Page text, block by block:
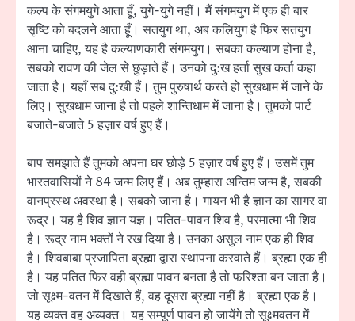
कल्प के संगमयुगे आता हूँ, युगे-युगे नहीं। मैं संगमयुग में एक ही बार
सृष्टि को बदलने आता हूँ। सतयुग था, अब कलियुग है फिर सतयुग
आना चाहिए, यह है कल्याणकारी संगमयुग। सबका कल्याण होना है,
सबको रावण की जेल से छुड़ाते हैं। उनको दु:ख हर्ता सुख कर्ता कहा
जाता है। यहाँ सब दु:खी हैं। तुम पुरुषार्थ करते हो सुखधाम में जाने के
लिए। सुखधाम जाना है तो पहले शान्तिधाम में जाना है। तुमको पार्ट
बजाते-बजाते 5 हज़ार वर्ष हुए हैं।
बाप समझाते हैं तुमको अपना घर छोड़े 5 हज़ार वर्ष हुए हैं। उसमें तुम
भारतवासियों ने 84 जन्म लिए हैं। अब तुम्हारा अन्तिम जन्म है, सबकी
वानप्रस्थ अवस्था है। सबको जाना है। गायन भी है ज्ञान का सागर वा
रूद्र। यह है शिव ज्ञान यज्ञ। पतित-पावन शिव है, परमात्मा भी शिव
है। रूद्र नाम भक्तों ने रख दिया है। उनका असुल नाम एक ही शिव
है। शिवबाबा प्रजापिता ब्रह्मा द्वारा स्थापना करवाते हैं। ब्रह्मा एक ही
है। यह पतित फिर वही ब्रह्मा पावन बनता है तो फरिश्ता बन जाता है।
जो सूक्ष्म-वतन में दिखाते हैं, वह दूसरा ब्रह्मा नहीं है। ब्रह्मा एक है।
यह व्यक्त वह अव्यक्त। यह सम्पूर्ण पावन हो जायेंगे तो सूक्ष्मवतन में